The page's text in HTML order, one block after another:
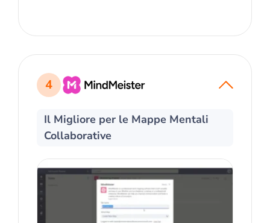
4
Il Migliore per le Mappe Mentali
Collaborative